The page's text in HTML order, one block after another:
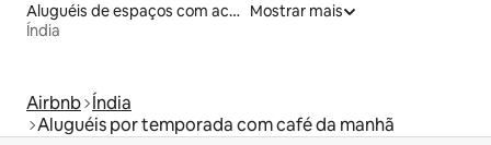
Aluguéis de espaços com acesso direto a pistas de esqui
Índia
Mostrar mais
Airbnb Índia
Aluguéis por temporada com café da manhã